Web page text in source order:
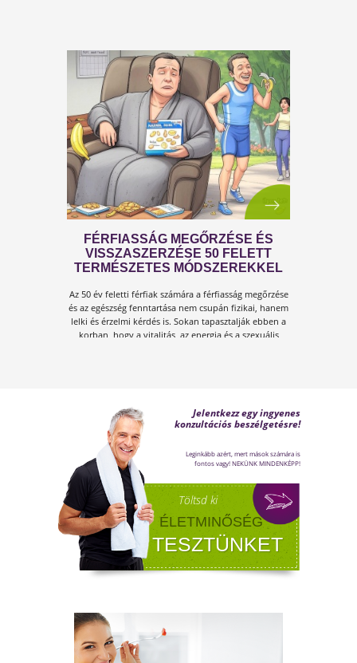
A KÁNIKULA 6 LEGFŐBB
VESZÉLYE
Amikor a hőmérséklet tartósan 30–35 °C fölé
emelkedik, szervezetünk hőszabályozó